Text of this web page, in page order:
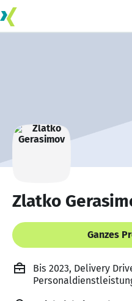
Zlatko
Ganzes
Bis 2023, Delivery